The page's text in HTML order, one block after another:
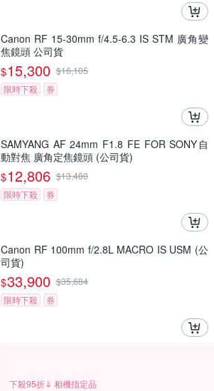
Canon RF 15-30mm f/4.5-6.3 IS STM 廣角變
焦鏡頭 公司貨
$15,300 $16,105
限時下殺
券
SAMYANG AF 24mm F1.8 FE FOR SONY自
動對焦 廣角定焦鏡頭 (公司貨)
$12,806 $13,480
限時下殺
券
Canon RF 100mm f/2.8L MACRO IS USM (公
司貨)
$33,900 $35,684
限時下殺
券
下殺95折⇓ 相機指定品